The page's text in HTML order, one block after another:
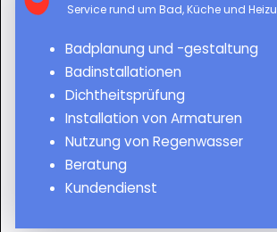
Service rund um Bad, Küche und
Badplanung und -gestaltung
Badinstallationen
Dichtheitsprüfung
Installation von Armaturen
Nutzung von Regenwasser
Beratung
Kundendienst